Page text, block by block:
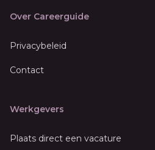
Over Careerguide
Privacybeleid
Contact
Werkgevers
Plaats direct een vacature